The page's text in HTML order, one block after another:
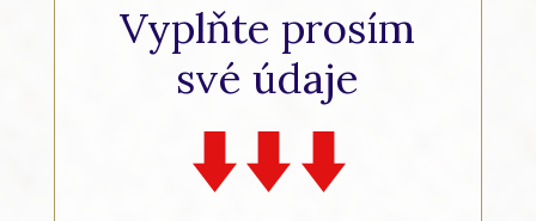
Vyplňte prosím
své údaje